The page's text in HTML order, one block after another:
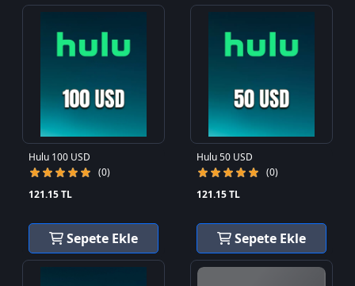
Hulu 100 USD
(0)
121.15 TL
Sepete Ekle
Hulu 50 USD
(0)
121.15 TL
Sepete Ekle